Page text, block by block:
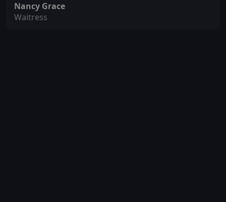
Nancy Grace
Waitress